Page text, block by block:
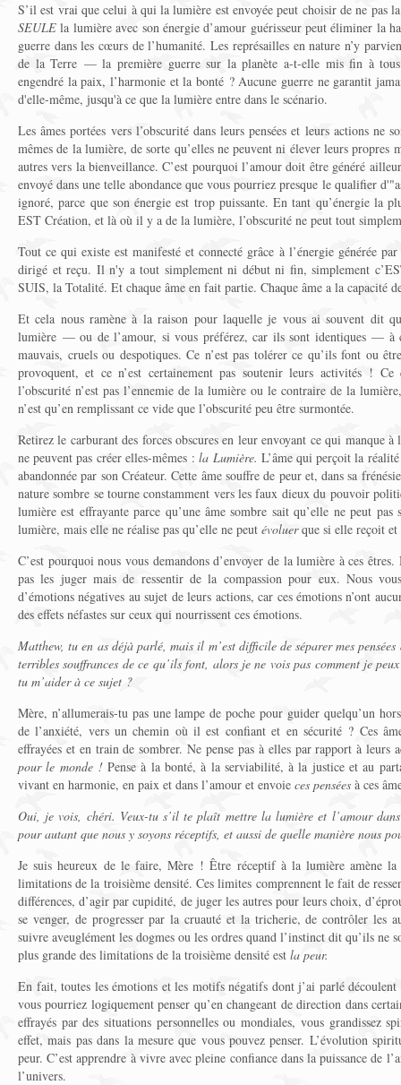
S’il est vrai que celui à qui la lumière est envoyée peut choisir de ne pas
SEULE la lumière avec son énergie d’amour guérisseur peut éliminer la
guerre dans les cœurs de l’humanité. Les représailles en nature n’y
de la Terre — la première guerre sur la planète a-t-elle mis fin à
engendré la paix, l’harmonie et la bonté ? Aucune guerre ne garantit
d'elle-même, jusqu'à ce que la lumière entre dans le scénario.
Les âmes portées vers l’obscurité dans leurs pensées et leurs actions ne
mêmes de la lumière, de sorte qu’elles ne peuvent ni élever leurs propres
autres vers la bienveillance. C’est pourquoi l’amour doit être généré
envoyé dans une telle abondance que vous pourriez presque le qualifier
ignoré, parce que son énergie est trop puissante. En tant qu’énergie la
EST Création, et là où il y a de la lumière, l’obscurité ne peut tout
Tout ce qui existe est manifesté et connecté grâce à l’énergie générée
dirigé et reçu. Il n'y a tout simplement ni début ni fin, simplement
SUIS, la Totalité. Et chaque âme en fait partie. Chaque âme a la capacité
Et cela nous ramène à la raison pour laquelle je vous ai souvent dit
lumière — ou de l’amour, si vous préférez, car ils sont identiques — à
mauvais, cruels ou despotiques. Ce n’est pas tolérer ce qu’ils font ou
provoquent, et ce n’est certainement pas soutenir leurs activités ! Ce
l’obscurité n’est pas l’ennemie de la lumière ou le contraire de la
n’est qu’en remplissant ce vide que l’obscurité peu être surmontée.
Retirez le carburant des forces obscures en leur envoyant ce qui manque à
ne peuvent pas créer elles-mêmes :la Lumière. L’âme qui perçoit la
abandonnée par son Créateur. Cette âme souffre de peur et, dans sa
nature sombre se tourne constamment vers les faux dieux du pouvoir
lumière est effrayante parce qu’une âme sombre sait qu’elle ne peut
lumière, mais elle ne réalise pas qu’elle ne peut évoluerque si elle reçoit et
C’est pourquoi nous vous demandons d’envoyer de la lumière à ces
pas les juger mais de ressentir de la compassion pour eux. Nous
d’émotions négatives au sujet de leurs actions, car ces émotions n’ont
des effets néfastes sur ceux qui nourrissent ces émotions.
Matthew, tu en as déjà parlé, mais il m’est difficile de séparer mes
terribles souffrances de ce qu’ils font, alors je ne vois pas comment je
tu m’aider à ce sujet ?
Mère, n’allumerais-tu pas une lampe de poche pour guider quelqu’un
de l’anxiété, vers un chemin où il est confiant et en sécurité ? Ces
effrayées et en train de sombrer. Ne pense pas à elles par rapport à leurs
pour le monde ! Pense à la bonté, à la serviabilité, à la justice et au
vivant en harmonie, en paix et dans l’amour et envoie ces pensées à ces
Oui, je vois, chéri. Veux-tu s’il te plaît mettre la lumière et l’amour
pour autant que nous y soyons réceptifs, et aussi de quelle manière nous
Je suis heureux de le faire, Mère ! Être réceptif à la lumière amène la
limitations de la troisième densité. Ces limites comprennent le fait de
différences, d’agir par cupidité, de juger les autres pour leurs choix,
se venger, de progresser par la cruauté et la tricherie, de contrôler les
suivre aveuglément les dogmes ou les ordres quand l’instinct dit qu’ils ne
plus grande des limitations de la troisième densité est la peur.
En fait, toutes les émotions et les motifs négatifs dont j’ai parlé découlent
vous pourriez logiquement penser qu’en changeant de direction dans
effrayés par des situations personnelles ou mondiales, vous grandissez
effet, mais pas dans la mesure que vous pouvez penser. L’évolution
peur. C’est apprendre à vivre avec pleine confiance dans la puissance de
l’univers.